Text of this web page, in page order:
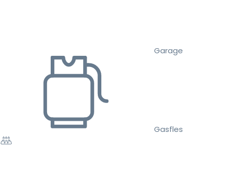
Garage
Gasfles